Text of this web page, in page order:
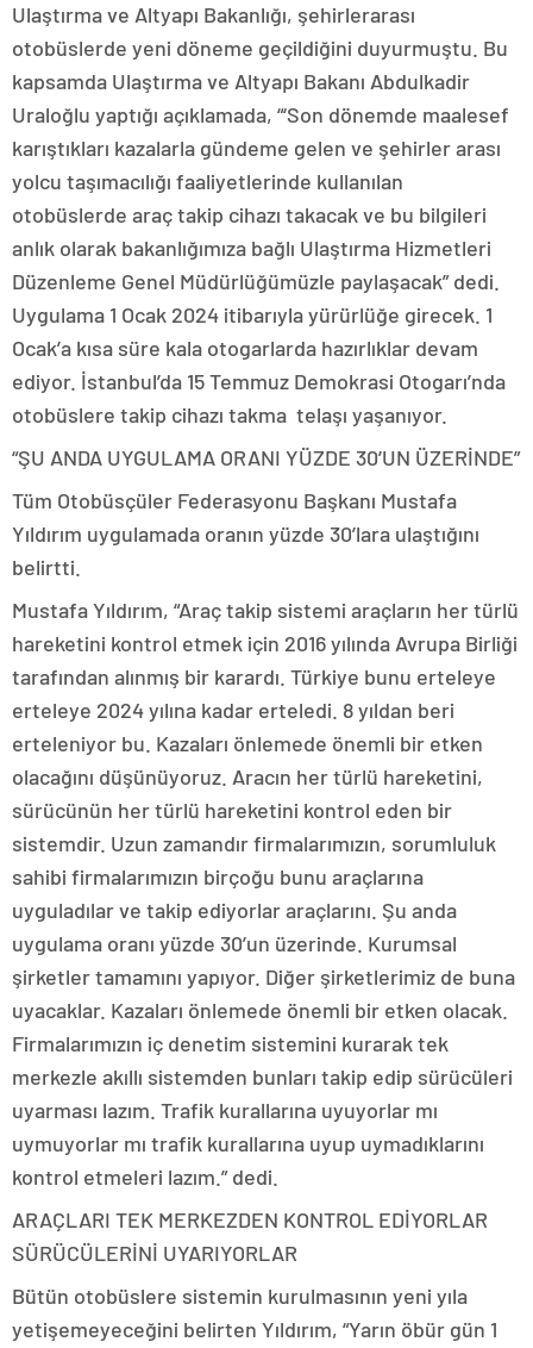
Ulaştırma ve Altyapı Bakanlığı, şehirlerarası
otobüslerde yeni döneme geçildiğini duyurmuştu. Bu
kapsamda Ulaştırma ve Altyapı Bakanı Abdulkadir
Uraloğlu yaptığı açıklamada, “‘Son dönemde maalesef
karıştıkları kazalarla gündeme gelen ve şehirler arası
yolcu taşımacılığı faaliyetlerinde kullanılan
otobüslerde araç takip cihazı takacak ve bu bilgileri
anlık olarak bakanlığımıza bağlı Ulaştırma Hizmetleri
Düzenleme Genel Müdürlüğümüzle paylaşacak” dedi.
Uygulama 1 Ocak 2024 itibarıyla yürürlüğe girecek. 1
Ocak’a kısa süre kala otogarlarda hazırlıklar devam
ediyor. İstanbul’da 15 Temmuz Demokrasi Otogarı’nda
otobüslere takip cihazı takma telaşı yaşanıyor.
“ŞU ANDA UYGULAMA ORANI YÜZDE 30’UN ÜZERİNDE”
Tüm Otobüsçüler Federasyonu Başkanı Mustafa
Yıldırım uygulamada oranın yüzde 30’lara ulaştığını
belirtti.
Mustafa Yıldırım, “Araç takip sistemi araçların her türlü
hareketini kontrol etmek için 2016 yılında Avrupa Birliği
tarafından alınmış bir karardı. Türkiye bunu erteleye
erteleye 2024 yılına kadar erteledi. 8 yıldan beri
erteleniyor bu. Kazaları önlemede önemli bir etken
olacağını düşünüyoruz. Aracın her türlü hareketini,
sürücünün her türlü hareketini kontrol eden bir
sistemdir. Uzun zamandır firmalarımızın, sorumluluk
sahibi firmalarımızın birçoğu bunu araçlarına
uyguladılar ve takip ediyorlar araçlarını. Şu anda
uygulama oranı yüzde 30’un üzerinde. Kurumsal
şirketler tamamını yapıyor. Diğer şirketlerimiz de buna
uyacaklar. Kazaları önlemede önemli bir etken olacak.
Firmalarımızın iç denetim sistemini kurarak tek
merkezle akıllı sistemden bunları takip edip sürücüleri
uyarması lazım. Trafik kurallarına uyuyorlar mı
uymuyorlar mı trafik kurallarına uyup uymadıklarını
kontrol etmeleri lazım.” dedi.
ARAÇLARI TEK MERKEZDEN KONTROL EDİYORLAR
SÜRÜCÜLERİNİ UYARIYORLAR
Bütün otobüslere sistemin kurulmasının yeni yıla
yetişemeyeceğini belirten Yıldırım, “Yarın öbür gün 1